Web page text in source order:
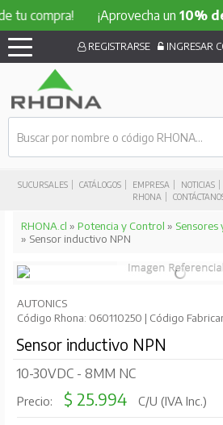
¡Aprovecha un10% de
SUCURSALES CATÁLOGOS EMPRESA NOTICIAS
RHONA
REGISTRARSE INGRESAR
RHONA.cl » Potencia y Control » Sensores
» Sensor inductivo NPN
AUTONICS
Código Rhona: 060110250 | Código
Sensor inductivo NPN
10-30VDC - 8MM NC
Precio: $ 25.994 C/U (IVA Inc.)